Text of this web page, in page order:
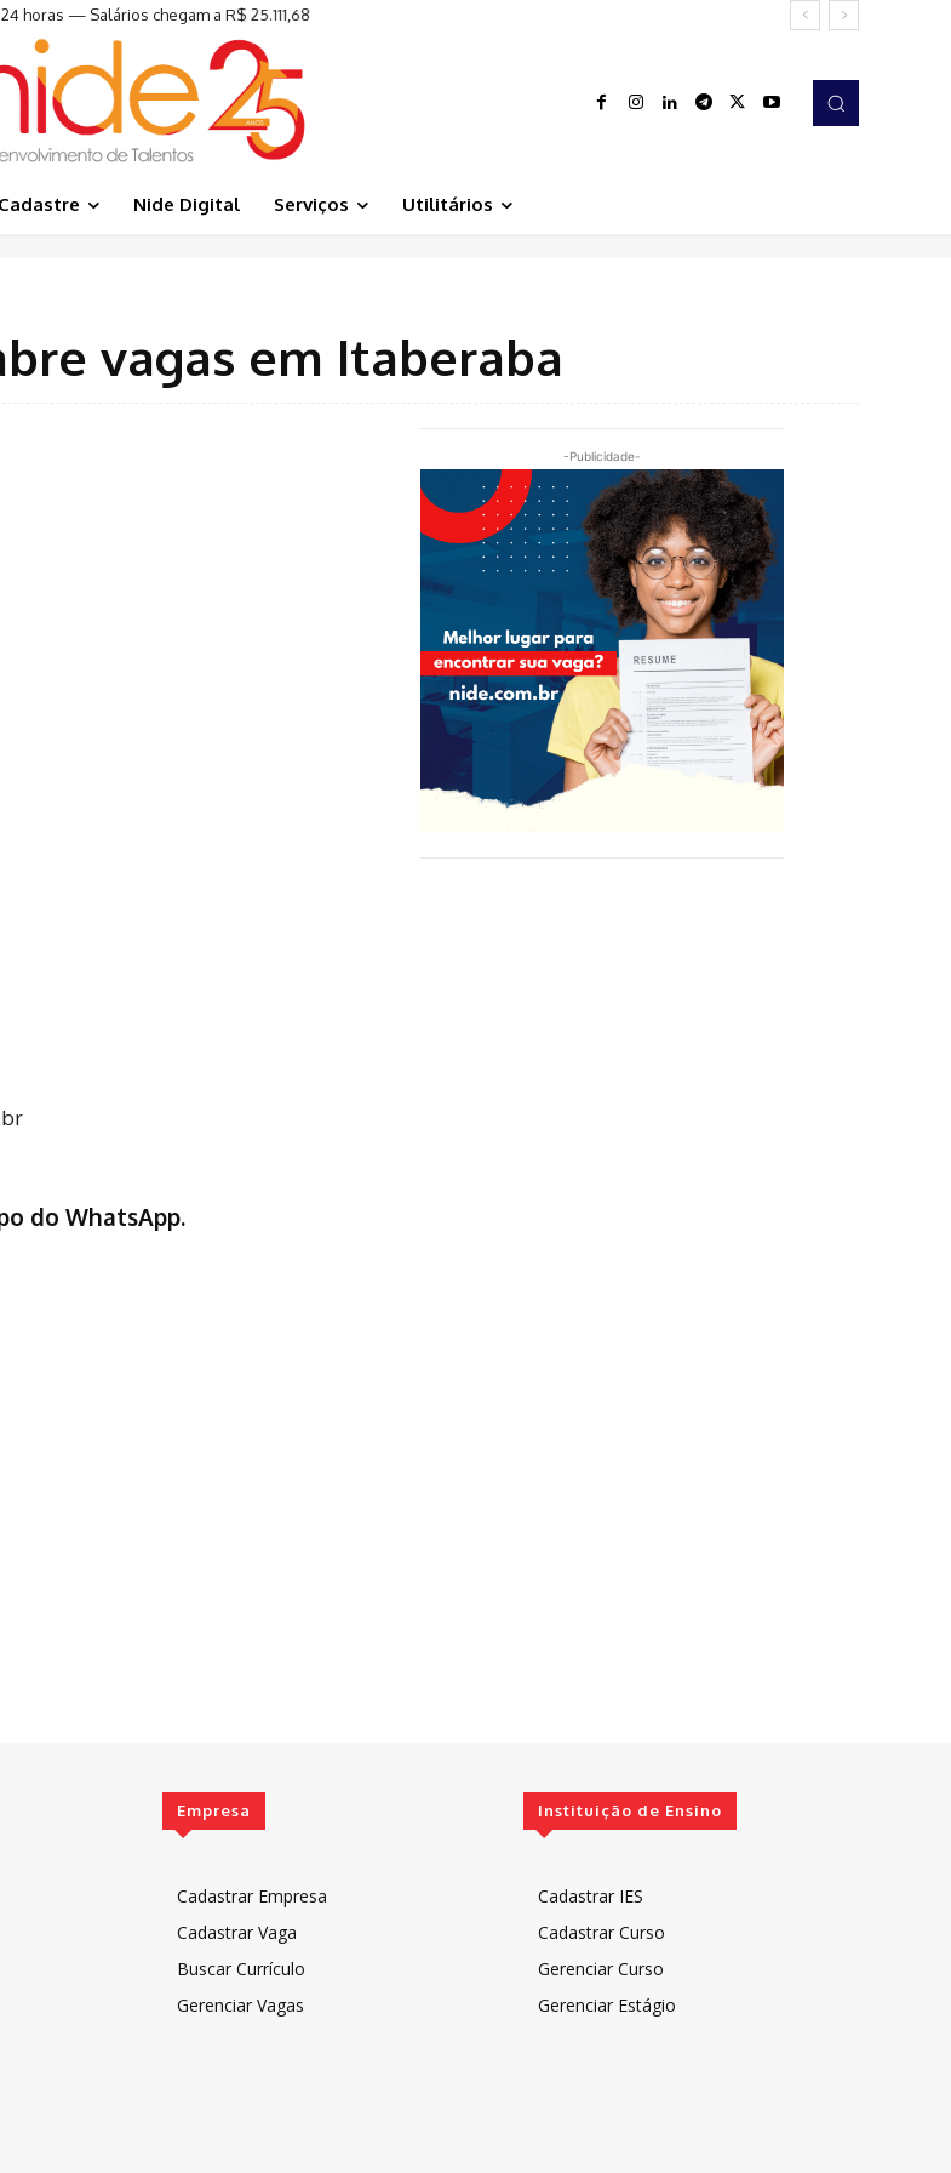
horas — Salários chegam a R$ 25.111,68
Cadastre Nide Digital Serviços Utilitários
vagas em Itaberaba
do WhatsApp.
-Publicidade-
Empresa
Cadastrar Empresa
Cadastrar Vaga
Buscar Currículo
Gerenciar Vagas
Instituição de Ensino
Cadastrar IES
Cadastrar Curso
Gerenciar Curso
Gerenciar Estágio